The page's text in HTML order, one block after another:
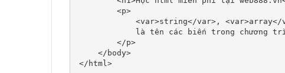
</html>